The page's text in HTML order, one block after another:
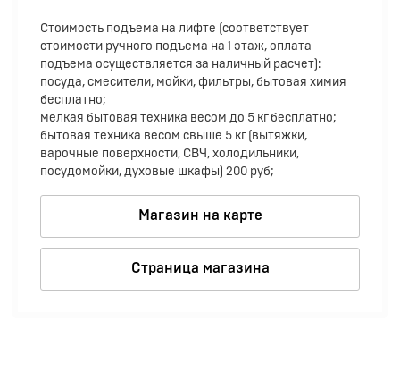
Стоимость подъема на лифте (соответствует
стоимости ручного подъема на 1 этаж, оплата
подъема осуществляется за наличный расчет):
посуда, смесители, мойки, фильтры, бытовая химия
бесплатно;
мелкая бытовая техника весом до 5 кг бесплатно;
бытовая техника весом свыше 5 кг (вытяжки,
варочные поверхности, СВЧ, холодильники,
посудомойки, духовые шкафы) 200 руб;
Магазин на карте
Страница магазина